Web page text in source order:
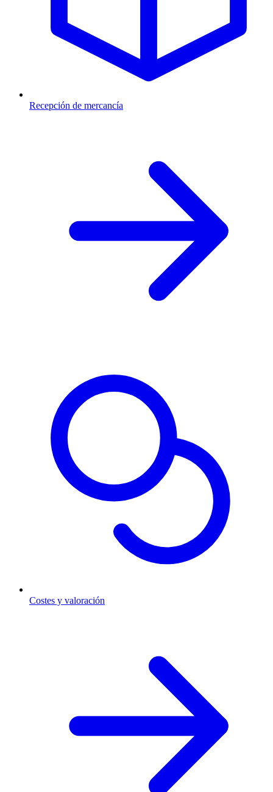
Recepción de mercancía
Costes y valoración